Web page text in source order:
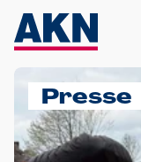
Presse